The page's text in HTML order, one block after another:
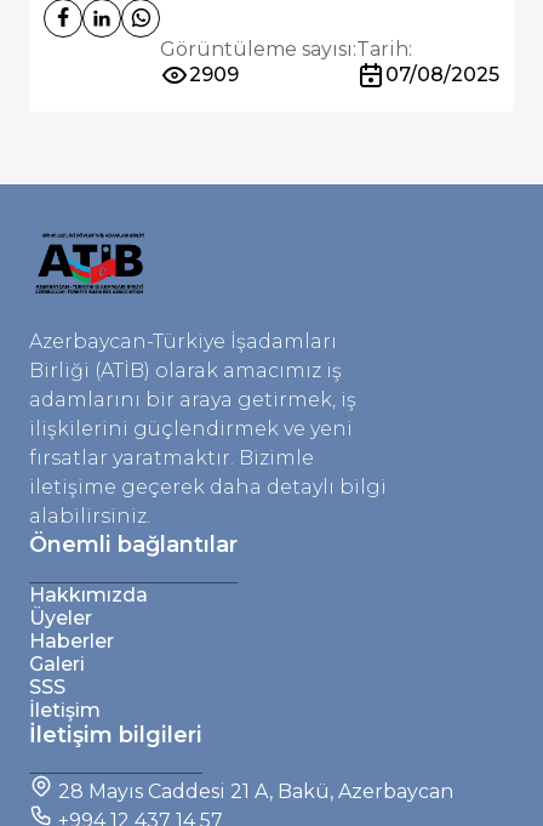
Görüntüleme sayısı:
2909
Tarih:
07/08/2025
Azerbaycan-Türkiye İşadamları
Birliği (ATİB) olarak amacımız iş
adamlarını bir araya getirmek, iş
ilişkilerini güçlendirmek ve yeni
fırsatlar yaratmaktır. Bizimle
iletişime geçerek daha detaylı bilgi
alabilirsiniz.
Önemli bağlantılar
Hakkımızda
Üyeler
Haberler
Galeri
SSS
İletişim
İletişim bilgileri
28 Mayıs Caddesi 21 A, Bakü, Azerbaycan
+994 12 437 14 57